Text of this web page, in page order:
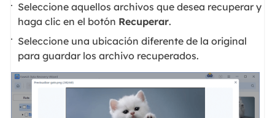
Seleccione aquellos archivos que desea recuperar y
haga clic en el botón Recuperar.
Seleccione una ubicación diferente de la original
para guardar los archivo recuperados.